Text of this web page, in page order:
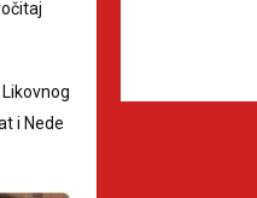
i Nede